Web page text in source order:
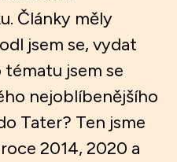
Články měly
jsem se, vydat
jsem se
nejoblíbenějšího
Tater? Ten jsme
2014, 2020 a